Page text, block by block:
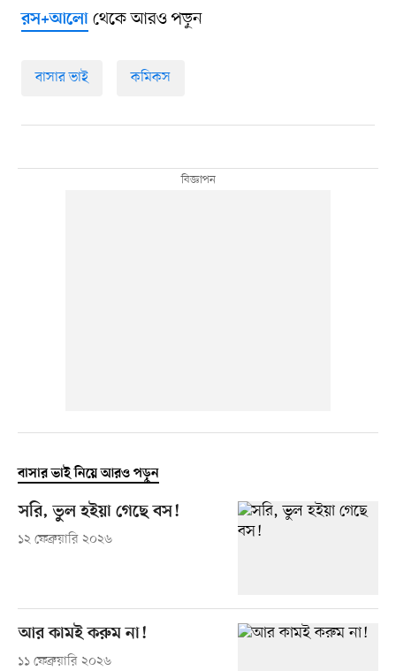
রস+আলোথেকে আরও পড়ুন
বাসার ভাই কমিকস
বাসার ভাই নিয়ে আরও পড়ুন
সরি, ভুল হইয়া গেছে বস!
১২ ফেব্রুয়ারি ২০২৬
আর কামই করুম না!
১১ ফেব্রুয়ারি ২০২৬